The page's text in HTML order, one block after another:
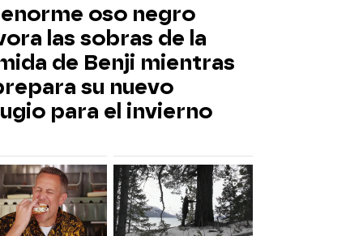
oso negro
las sobras de la
de Benji mientras
su nuevo
para el invierno